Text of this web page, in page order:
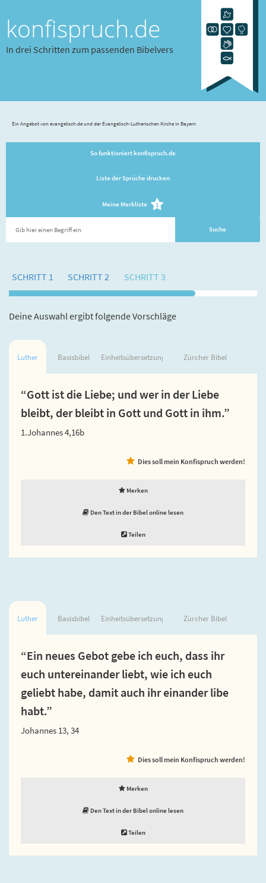
konfispruch.de
In drei Schritten zum passenden Bibelvers
Ein Angebot von evangelisch.de und der Evangelisch-Lutherischen Kirche in Bayern
So funktioniert konfispruch.de
Liste der Sprüche drucken
Meine Merkliste 1
SCHRITT 1 SCHRITT 2 SCHRITT 3
Deine Auswahl ergibt folgende Vorschläge
Luther Basisbibel Einheitsübersetzung Zürcher Bibel
“Gott ist die Liebe; und wer in der Liebe
bleibt, der bleibt in Gott und Gott in ihm.”
1.Johannes 4,16b
Dies soll mein Konfispruch werden!
Merken
Den Text in der Bibel online lesen
Teilen
Luther Basisbibel Einheitsübersetzung Zürcher Bibel
“Ein neues Gebot gebe ich euch, dass ihr
euch untereinander liebt, wie ich euch
geliebt habe, damit auch ihr einander libe
habt.”
Johannes 13, 34
Dies soll mein Konfispruch werden!
Merken
Den Text in der Bibel online lesen
Teilen